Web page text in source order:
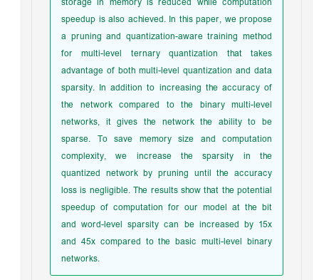
speedup is also achieved. In this paper, we propose
a pruning and quantization-aware training method
for multi-level ternary quantization that takes
advantage of both multi-level quantization and data
sparsity. In addition to increasing the accuracy of
the network compared to the binary multi-level
networks, it gives the network the ability to be
sparse. To save memory size and computation
complexity, we increase the sparsity in the
quantized network by pruning until the accuracy
loss is negligible. The results show that the potential
speedup of computation for our model at the bit
and word-level sparsity can be increased by 15x
and 45x compared to the basic multi-level binary
networks.